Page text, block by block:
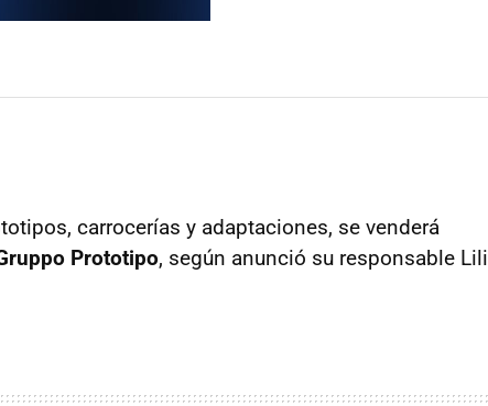
carrocerías y adaptaciones, se venderá
Prototipo, según anunció su responsable Lili